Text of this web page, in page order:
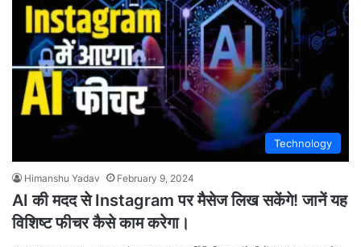
Technology
Himanshu Yadav February 9, 2024
AI की मदद से Instagram पर मैसेज लिख सकेंगे! जानें यह
विशिष्ट फीचर कैसे काम करेगा।